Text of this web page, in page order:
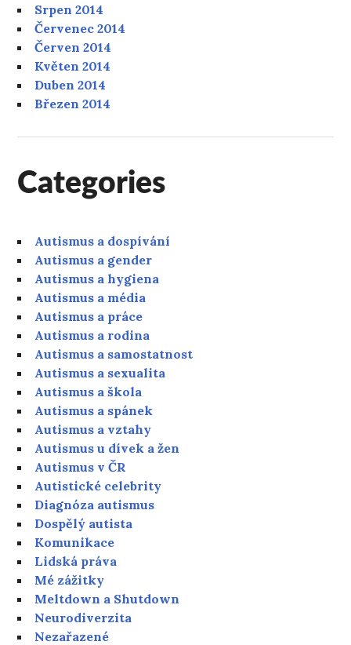
Srpen 2014
Červenec 2014
Červen 2014
Květen 2014
Duben 2014
Březen 2014
Categories
Autismus a dospívání
Autismus a gender
Autismus a hygiena
Autismus a média
Autismus a práce
Autismus a rodina
Autismus a samostatnost
Autismus a sexualita
Autismus a škola
Autismus a spánek
Autismus a vztahy
Autismus u dívek a žen
Autismus v ČR
Autistické celebrity
Diagnóza autismus
Dospělý autista
Komunikace
Lidská práva
Mé zážitky
Meltdown a Shutdown
Neurodiverzita
Nezařazené